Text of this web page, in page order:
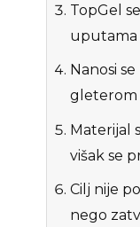
TopGel
uputama
Nanosi
gleterom
Materijal
višak se
Cilj nije
nego